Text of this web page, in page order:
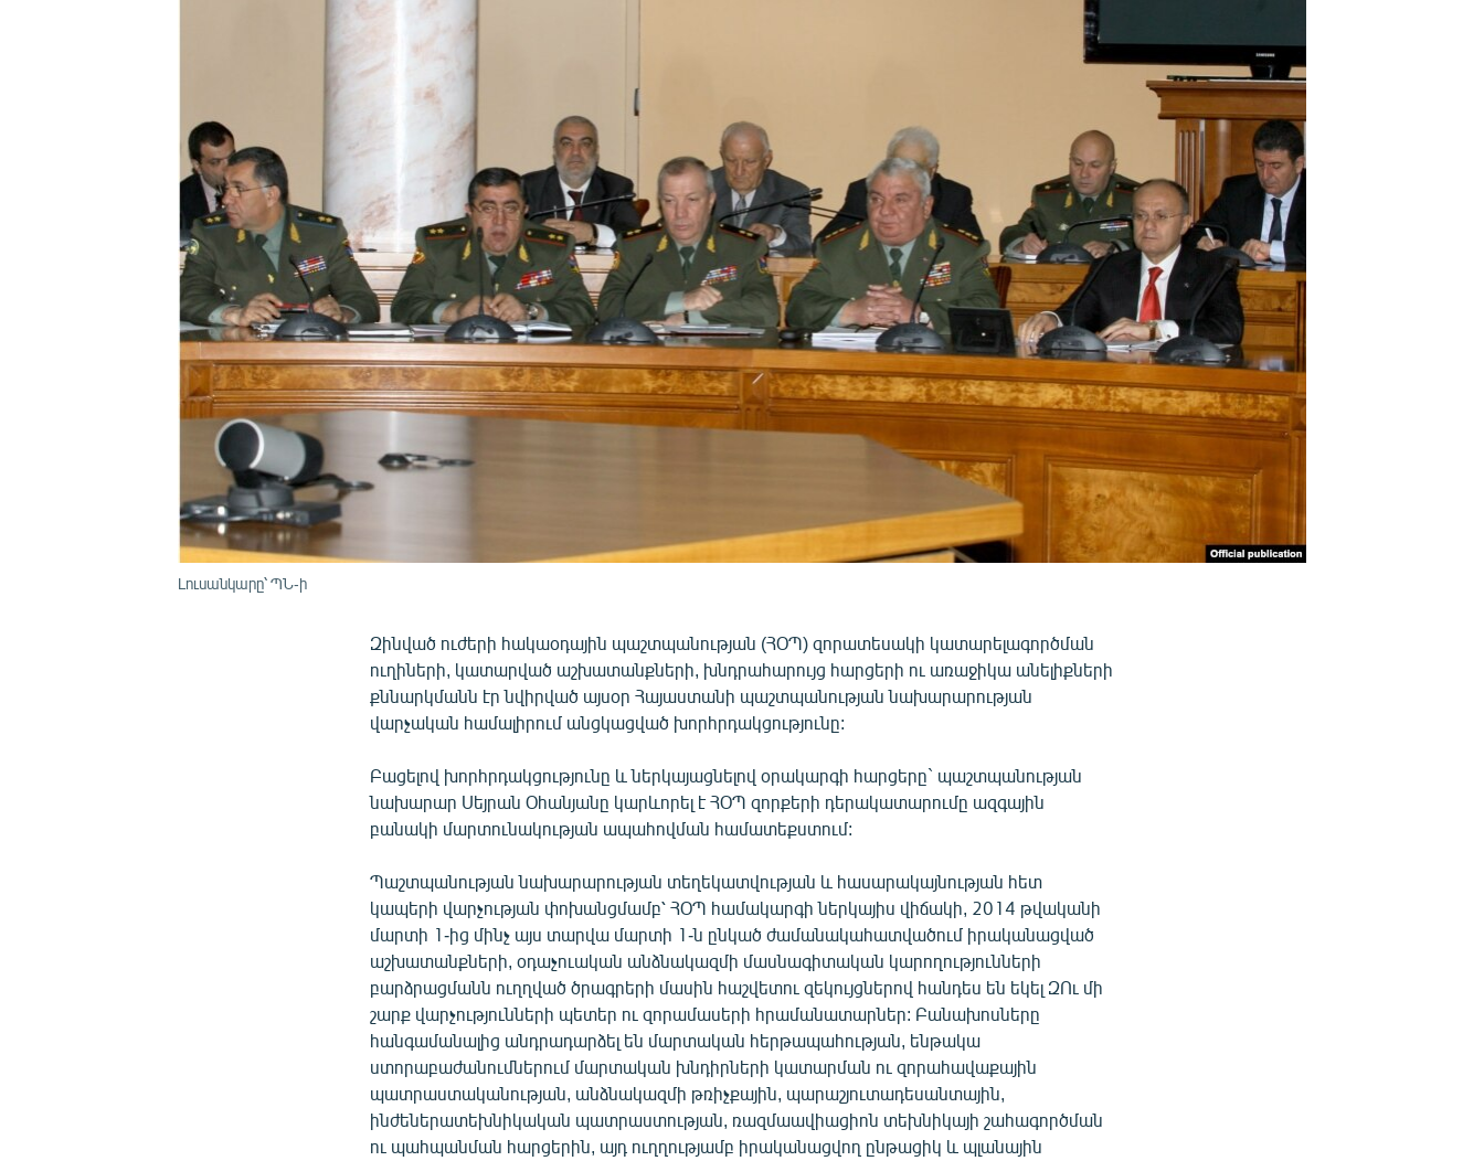
ՁԳՏԵԼՈՎ ԼԱՎԱԳՈՒՅՆԻՆ
Լուսանկարը՝ ՊՆ-ի
Զինված ուժերի հակաօդային պաշտպանության (ՀՕՊ) զորատեսակի կատարելագործման
ուղիների, կատարված աշխատանքների, խնդրահարույց հարցերի ու առաջիկա անելիքների
քննարկմանն էր նվիրված այսօր Հայաստանի պաշտպանության նախարարության
վարչական համալիրում անցկացված խորհրդակցությունը:
Բացելով խորհրդակցությունը և ներկայացնելով օրակարգի հարցերը` պաշտպանության
նախարար Սեյրան Օհանյանը կարևորել է ՀՕՊ զորքերի դերակատարումը ազգային
բանակի մարտունակության ապահովման համատեքստում:
Պաշտպանության նախարարության տեղեկատվության և հասարակայնության հետ
կապերի վարչության փոխանցմամբ՝ ՀՕՊ համակարգի ներկայիս վիճակի, 2014 թվականի
մարտի 1-ից մինչ այս տարվա մարտի 1-ն ընկած ժամանակահատվածում իրականացված
աշխատանքների, օդաչուական անձնակազմի մասնագիտական կարողությունների
բարձրացմանն ուղղված ծրագրերի մասին հաշվետու զեկույցներով հանդես են եկել ԶՈւ մի
շարք վարչությունների պետեր ու զորամասերի հրամանատարներ: Բանախոսները
հանգամանալից անդրադարձել են մարտական հերթապահության, ենթակա
ստորաբաժանումներում մարտական խնդիրների կատարման ու զորահավաքային
պատրաստականության, անձնակազմի թռիչքային, պարաշյուտադեսանտային,
ինժեներատեխնիկական պատրաստության, ռազմաավիացիոն տեխնիկայի շահագործման
ու պահպանման հարցերին, այդ ուղղությամբ իրականացվող ընթացիկ և պլանային